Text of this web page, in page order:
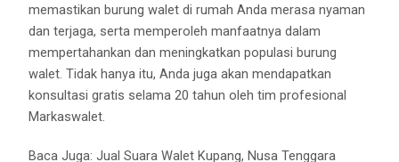
memastikan burung walet di rumah Anda merasa nyaman
dan terjaga, serta memperoleh manfaatnya dalam
mempertahankan dan meningkatkan populasi burung
walet. Tidak hanya itu, Anda juga akan mendapatkan
konsultasi gratis selama 20 tahun oleh tim profesional
Markaswalet.
Baca Juga:Jual Suara Walet Kupang, Nusa Tenggara